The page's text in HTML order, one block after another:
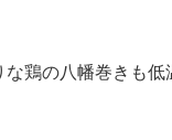
な鶏の八幡巻きも